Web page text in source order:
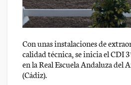
Con unas instalaciones de
calidad técnica, se inicia el CDI
en la Real Escuela Andaluza del
(Cádiz).